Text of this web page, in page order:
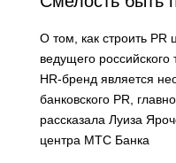
О том, как строить
ведущего
HR-бренд является
банковского PR,
рассказала Луиза
центра МТС Банка